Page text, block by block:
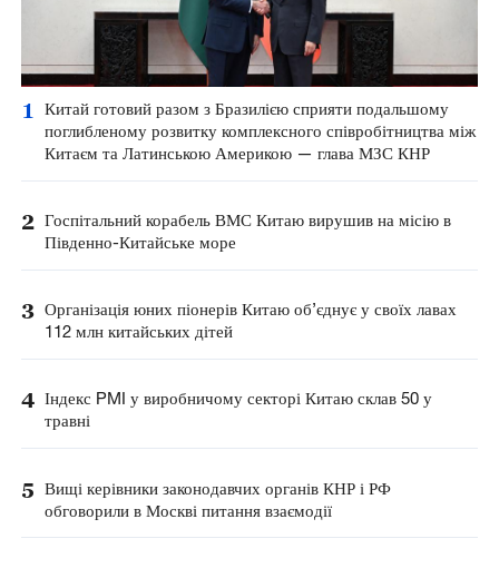
1
Китай готовий разом з Бразилією сприяти подальшому
поглибленому розвитку комплексного співробітництва між
Китаєм та Латинською Америкою — глава МЗС КНР
2 Госпітальний корабель ВМС Китаю вирушив на місію в
Південно-Китайське море
3 Організація юних піонерів Китаю об’єднує у своїх лавах
112 млн китайських дітей
4 Індекс PMI у виробничому секторі Китаю склав 50 у
травні
5 Вищі керівники законодавчих органів КНР і РФ
обговорили в Москві питання взаємодії